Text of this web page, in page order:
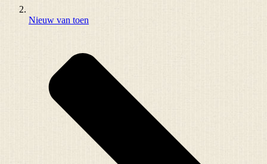
Nieuw van toen